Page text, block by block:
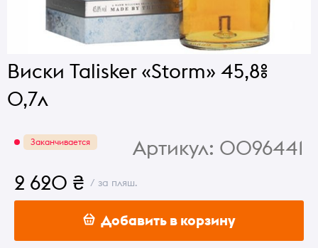
Виски Talisker «Storm» 45,8%
0,7л
Заканчивается Артикул: 0096441
2 620 ₴ / за пляш.
Добавить в корзину